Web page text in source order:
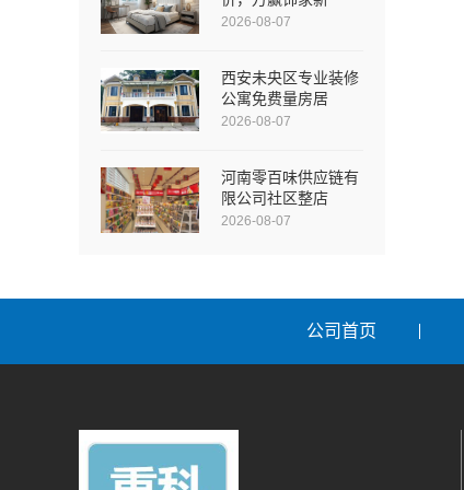
2026-08-07
西安未央区专业装修
公寓免费量房居
2026-08-07
河南零百味供应链有
限公司社区整店
2026-08-07
公司首页